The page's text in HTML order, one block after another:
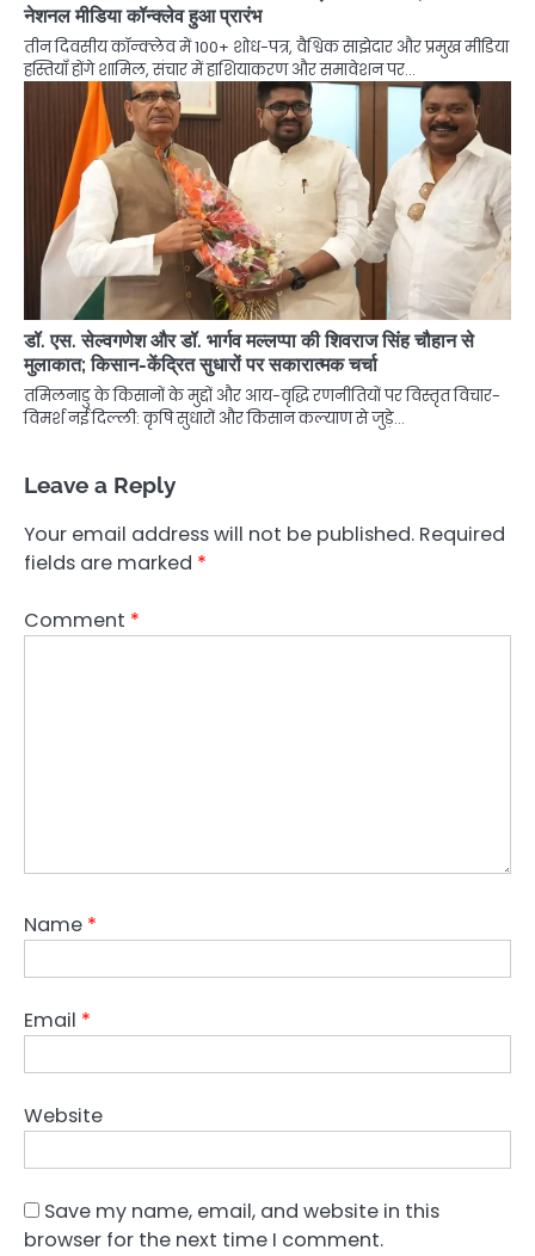
नेशनल मीडिया कॉन्क्लेव हुआ प्रारंभ
तीन दिवसीय कॉन्क्लेव में 100+ शोध-पत्र, वैश्विक साझेदार और प्रमुख मीडिया
हस्तियाँ होंगे शामिल, संचार में हाशियाकरण और समावेशन पर…
डॉ. एस. सेल्वगणेश और डॉ. भार्गव मल्लप्पा की शिवराज सिंह चौहान से
मुलाकात; किसान-केंद्रित सुधारों पर सकारात्मक चर्चा
तमिलनाडु के किसानों के मुद्दों और आय-वृद्धि रणनीतियों पर विस्तृत विचार-
विमर्श नई दिल्ली: कृषि सुधारों और किसान कल्याण से जुड़े…
Leave a Reply
Your email address will not be published. Required
fields are marked *
Comment *
Name *
Email *
Website
Save my name, email, and website in this
browser for the next time I comment.